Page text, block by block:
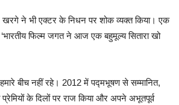
खरगे ने भी एक्टर के निधन पर शोक व्यक्त किया। एक
फिल्म जगत ने आज एक बहुमूल्य सितारा खो
बीच नहीं रहे। 2012 में पद्मभूषण से सम्मानित,
के दिलों पर राज किया और अपने अभूतपूर्व